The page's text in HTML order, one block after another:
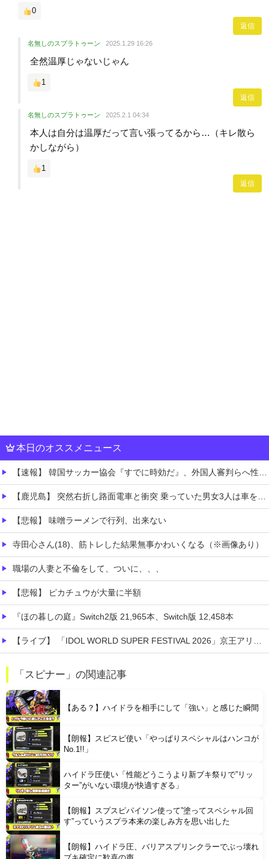
0
返信
名無しのスプラトゥーン 2025.1.29 16:26
全然温厚じゃないじゃん
1
返信
名無しのスプラトゥーン 2025.2.1 04:34
本人は自分は温厚だって言い張ってるから…（キレ散ら
かしながら）
1
返信
本日のオススメニュース
【速報】 韓国サッカー協会『すでに時効だ』、外国人審判らへ性的接待疑惑→ロンドン五輪は銅メダルはく奪の可能性「審判の国籍は日本、UAE、イラン」
【鹿児島】 突然右折し路面電車と衝突 乗っていた男女3人は車を放置しダッシュで逃走中
【悲報】 味噌ラーメンで行列、出来ない
寺田心さん(18)、筋トレした結果無事かわいくなる（※画像あり）
職場の人妻と不倫をして、ついに、、、
【悲報】 ピカチュウが大量に半額
『ほの暮しの庭』Switch2版 21,965本、Switch版 12,458本
【ライブ】 「IDOL WORLD SUPER FESTIVAL 2026」京王アリーナTOKYO開催決定
【朗報】 エルデンリングマグネットきたあああああ
Powered by livedoor 相互RSS
「スピナー」の関連記事
【ある？】ハイドラを相手にして「強い」と感じた瞬間
【朗報】スピスピ使い「やっぱりスペシャルはハンコが
No.1!!」
ハイドラ圧使い「性能どうこうより新ブキ祭りで”リッ
ター”がいない環境が快適すぎる」
【朗報】スプスピパイソン使って”塗ってスペシャル回
す”っていうスプラ本来の楽しみ方を思い出した
【朗報】ハイドラ圧、バリアスプリンクラーでぶっ壊れ